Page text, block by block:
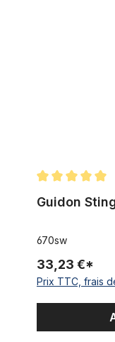
Guidon
670sw
33,23 €*
Prix TTC, frais